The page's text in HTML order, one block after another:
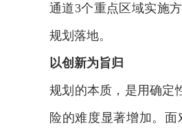
通道3个重点区域实施
规划落地。
以创新为旨归
规划的本质，是用确定
险的难度显著增加。